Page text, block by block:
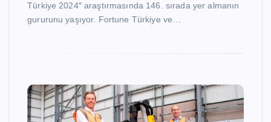
Türkiye 2024″ araştırmasında 146. sırada yer almanın
gururunu yaşıyor. Fortune Türkiye ve…